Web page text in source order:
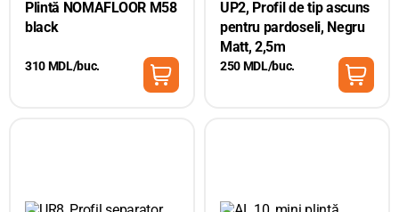
Plintă NOMAFLOOR M58
black
310 MDL/buc.
UP2, Profil de tip ascuns
pentru pardoseli, Negru
Matt, 2,5m
250 MDL/buc.